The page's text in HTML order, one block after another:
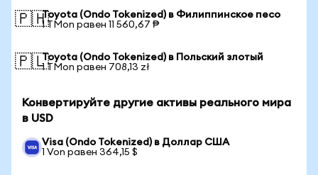
🇵🇭Toyota (Ondo Tokenized) в Филиппинское песо
1 TMon равен 11 560,67 ₱
🇵🇱Toyota (Ondo Tokenized) в Польский злотый
1 TMon равен 708,13 zł
Конвертируйте другие активы реального мира
в USD
Visa (Ondo Tokenized) в Доллар США
1 Von равен 364,15 $